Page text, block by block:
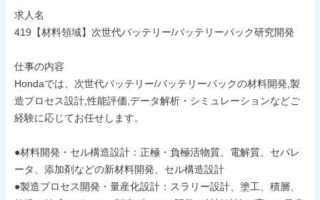
求人名
419【材料領域】次世代バッテリー/バッテリーパック研究開発
仕事の内容
Hondaでは、次世代バッテリー/バッテリーパックの材料開発,製
造プロセス設計,性能評価,データ解析・シミュレーションなどご
経験に応じてお任せします。
●材料開発・セル構造設計：正極・負極活物質、電解質、セパレ
ータ、添加剤などの新材料開発、セル構造設計
●製造プロセス開発・量産化設計：スラリー設計、塗工、積層、